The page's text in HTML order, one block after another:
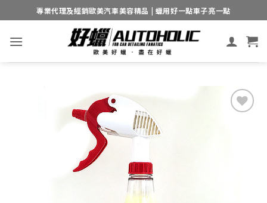
to
content
專業代理及經銷歐美汽車美容精品 | 蠟用好一點車子亮一點